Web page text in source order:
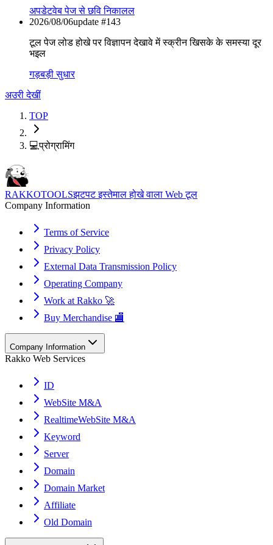
अपडेटवेब पेज से छवि निकालल
2026/08/06update #143
टूल पेज लोड होखे पर विज्ञापन देखावे में स्क्रीन खिसके के समस्या दूर
भइल
गड़बड़ी सुधार
अउरी देखीं
TOP
💻प्रोग्रामिंग
RAKKOTOOLSझटपट इस्तेमाल होखे वाला Web टूल
Company Information
Terms of Service
Privacy Policy
External Data Transmission Policy
Operating Company
Work at Rakko 🚀
Buy Merchandise 🏬
Company Information
Rakko Web Services
ID
WebSite M&A
RealtimeWebSite M&A
Keyword
Server
Domain
Domain Market
Affiliate
Old Domain